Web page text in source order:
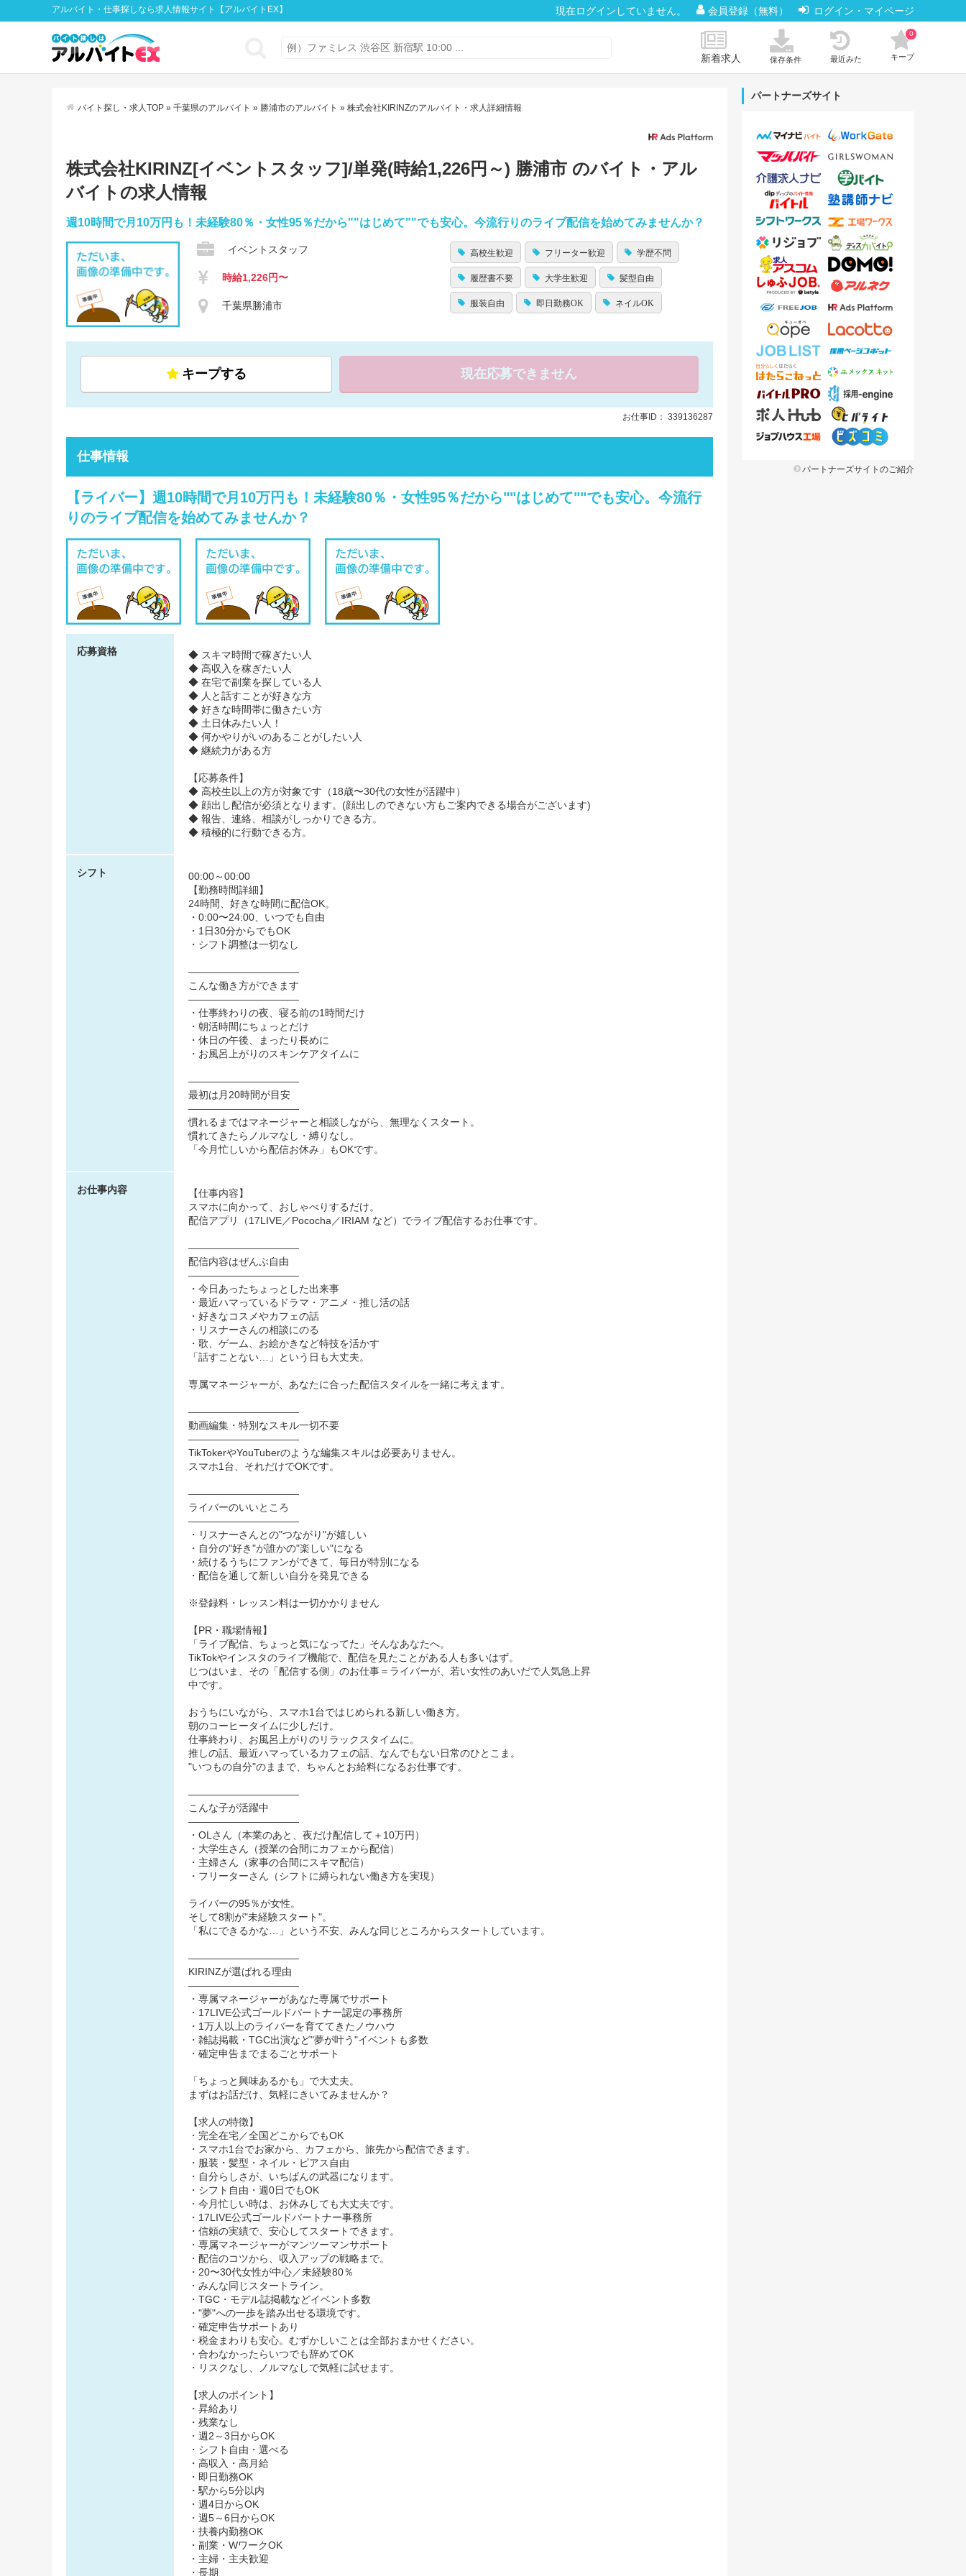
アルバイト・仕事探しなら求人情報サイト【アルバイトEX】 現在ログインしていません。 会員登録（無料） ログイン・マイページ
新着求人 保存条件 最近みた キープ
0
バイト探し・求人TOP » 千葉県のアルバイト » 勝浦市のアルバイト » 株式会社KIRINZのアルバイト・求人詳細情報
株式会社KIRINZ[イベントスタッフ]/単発(時給1,226円～) 勝浦市 のバイト・アル
バイトの求人情報
週10時間で月10万円も！未経験80％・女性95％だから""はじめて""でも安心。今流行りのライブ配信を始めてみませんか？
イベントスタッフ
時給1,226円〜
千葉県勝浦市
高校生歓迎 フリーター歓迎 学歴不問
履歴書不要 大学生歓迎 髪型自由
服装自由 即日勤務OK ネイルOK
キープする 現在応募できません
お仕事ID： 339136287
仕事情報
【ライバー】週10時間で月10万円も！未経験80％・女性95％だから""はじめて""でも安心。今流行
りのライブ配信を始めてみませんか？
応募資格
◆ スキマ時間で稼ぎたい人
◆ 高収入を稼ぎたい人
◆ 在宅で副業を探している人
◆ 人と話すことが好きな方
◆ 好きな時間帯に働きたい方
◆ 土日休みたい人！
◆ 何かやりがいのあることがしたい人
◆ 継続力がある方
【応募条件】
◆ 高校生以上の方が対象です（18歳〜30代の女性が活躍中）
◆ 顔出し配信が必須となります。(顔出しのできない方もご案内できる場合がございます)
◆ 報告、連絡、相談がしっかりできる方。
◆ 積極的に行動できる方。
シフト
00:00～00:00
【勤務時間詳細】
24時間、好きな時間に配信OK。
・0:00〜24:00、いつでも自由
・1日30分からでもOK
・シフト調整は一切なし
―――――――――――
こんな働き方ができます
―――――――――――
・仕事終わりの夜、寝る前の1時間だけ
・朝活時間にちょっとだけ
・休日の午後、まったり長めに
・お風呂上がりのスキンケアタイムに
―――――――――――
最初は月20時間が目安
―――――――――――
慣れるまではマネージャーと相談しながら、無理なくスタート。
慣れてきたらノルマなし・縛りなし。
「今月忙しいから配信お休み」もOKです。
お仕事内容
【仕事内容】
スマホに向かって、おしゃべりするだけ。
配信アプリ（17LIVE／Pococha／IRIAM など）でライブ配信するお仕事です。
―――――――――――
配信内容はぜんぶ自由
―――――――――――
・今日あったちょっとした出来事
・最近ハマっているドラマ・アニメ・推し活の話
・好きなコスメやカフェの話
・リスナーさんの相談にのる
・歌、ゲーム、お絵かきなど特技を活かす
「話すことない…」という日も大丈夫。
専属マネージャーが、あなたに合った配信スタイルを一緒に考えます。
―――――――――――
動画編集・特別なスキル一切不要
―――――――――――
TikTokerやYouTuberのような編集スキルは必要ありません。
スマホ1台、それだけでOKです。
―――――――――――
ライバーのいいところ
―――――――――――
・リスナーさんとの"つながり"が嬉しい
・自分の"好き"が誰かの"楽しい"になる
・続けるうちにファンができて、毎日が特別になる
・配信を通して新しい自分を発見できる
※登録料・レッスン料は一切かかりません
【PR・職場情報】
「ライブ配信、ちょっと気になってた」そんなあなたへ。
TikTokやインスタのライブ機能で、配信を見たことがある人も多いはず。
じつはいま、その「配信する側」のお仕事＝ライバーが、若い女性のあいだで人気急上昇
中です。
おうちにいながら、スマホ1台ではじめられる新しい働き方。
朝のコーヒータイムに少しだけ。
仕事終わり、お風呂上がりのリラックスタイムに。
推しの話、最近ハマっているカフェの話、なんでもない日常のひとこま。
"いつもの自分"のままで、ちゃんとお給料になるお仕事です。
―――――――――――
こんな子が活躍中
―――――――――――
・OLさん（本業のあと、夜だけ配信して＋10万円）
・大学生さん（授業の合間にカフェから配信）
・主婦さん（家事の合間にスキマ配信）
・フリーターさん（シフトに縛られない働き方を実現）
ライバーの95％が女性。
そして8割が"未経験スタート"。
「私にできるかな…」という不安、みんな同じところからスタートしています。
―――――――――――
KIRINZが選ばれる理由
―――――――――――
・専属マネージャーがあなた専属でサポート
・17LIVE公式ゴールドパートナー認定の事務所
・1万人以上のライバーを育ててきたノウハウ
・雑誌掲載・TGC出演など"夢が叶う"イベントも多数
・確定申告までまるごとサポート
「ちょっと興味あるかも」で大丈夫。
まずはお話だけ、気軽にきいてみませんか？
【求人の特徴】
・完全在宅／全国どこからでもOK
・スマホ1台でお家から、カフェから、旅先から配信できます。
・服装・髪型・ネイル・ピアス自由
・自分らしさが、いちばんの武器になります。
・シフト自由・週0日でもOK
・今月忙しい時は、お休みしても大丈夫です。
・17LIVE公式ゴールドパートナー事務所
・信頼の実績で、安心してスタートできます。
・専属マネージャーがマンツーマンサポート
・配信のコツから、収入アップの戦略まで。
・20〜30代女性が中心／未経験80％
・みんな同じスタートライン。
・TGC・モデル誌掲載などイベント多数
・"夢"への一歩を踏み出せる環境です。
・確定申告サポートあり
・税金まわりも安心。むずかしいことは全部おまかせください。
・合わなかったらいつでも辞めてOK
・リスクなし、ノルマなしで気軽に試せます。
【求人のポイント】
・昇給あり
・残業なし
・週2～3日からOK
・シフト自由・選べる
・高収入・高月給
・即日勤務OK
・駅から5分以内
・週4日からOK
・週5～6日からOK
・扶養内勤務OK
・副業・WワークOK
・主婦・主夫歓迎
・長期
パートナーズサイト
パートナーズサイトのご紹介